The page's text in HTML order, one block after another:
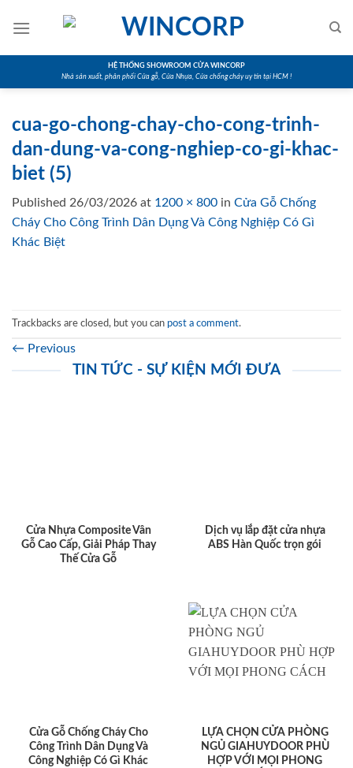
HỆ THỐNG SHOWROOM CỬA WINCORP
Nhà sản xuất, phân phối Cửa gỗ, Cửa Nhựa, Cửa chống cháy uy tín tại HCM !
cua-go-chong-chay-cho-cong-trinh-
dan-dung-va-cong-nghiep-co-gi-khac-
biet (5)
Published 26/03/2026 at 1200 × 800 in Cửa Gỗ Chống
Cháy Cho Công Trình Dân Dụng Và Công Nghiệp Có Gì
Khác Biệt
Trackbacks are closed, but you can post a comment.
← Previous
TIN TỨC - SỰ KIỆN MỚI ĐƯA
Cửa Nhựa Composite Vân
Gỗ Cao Cấp, Giải Pháp Thay
Thế Cửa Gỗ
Dịch vụ lắp đặt cửa nhựa
ABS Hàn Quốc trọn gói
Cửa Gỗ Chống Cháy Cho
Công Trình Dân Dụng Và
Công Nghiệp Có Gì Khác
LỰA CHỌN CỬA PHÒNG
NGỦ GIAHUYDOOR PHÙ
HỢP VỚI MỌI PHONG